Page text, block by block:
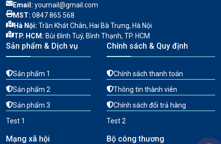
Email: youmail@gmail.com
MST: 0847 865 568
Hà Nội: Trần Khát Chân, Hai Bà Trưng, Hà Nội
TP. HCM: Bùi Đình Tuý, Bình Thạnh, TP. HCM
Sản phẩm & Dịch vụ
Sản phẩm 1
Sản phẩm 2
Sản phẩm 3
Test 1
Chính sách & Quy định
Chính sách thanh toán
Thông tin thành viên
Chính sách đổi trả hàng
Test 2
Mạng xã hội Bộ công thương